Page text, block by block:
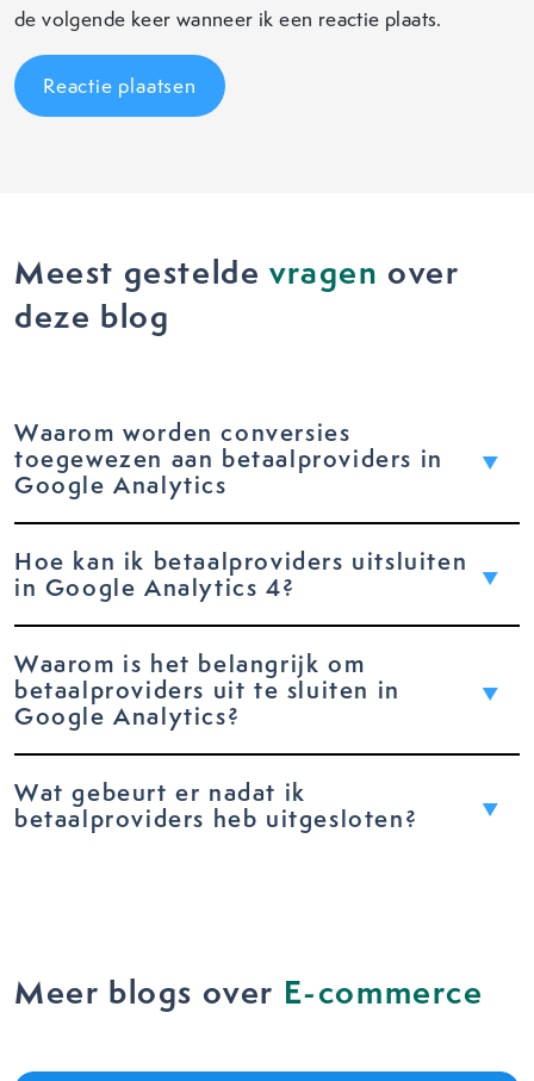
de volgende keer wanneer ik een reactie plaats.
Meest gesteldevragen over
deze blog
Waarom worden conversies
toegewezen aan betaalproviders in
Google Analytics
Hoe kan ik betaalproviders uitsluiten
in Google Analytics 4?
Waarom is het belangrijk om
betaalproviders uit te sluiten in
Google Analytics?
Wat gebeurt er nadat ik
betaalproviders heb uitgesloten?
Meer blogs over E-commerce